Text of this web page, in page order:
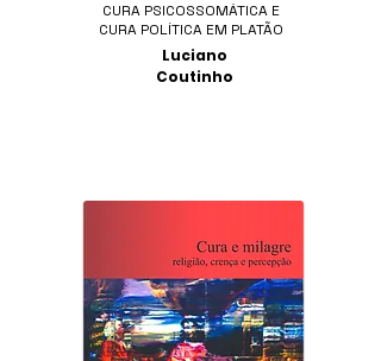
CURA PSICOSSOMÁTICA E
CURA POLÍTICA EM PLATÃO
Luciano
Coutinho